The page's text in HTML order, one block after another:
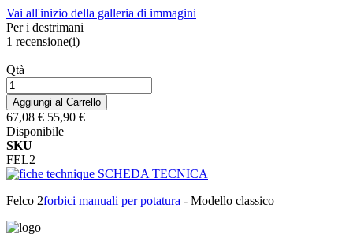
Vai all'inizio della galleria di immagini
Per i destrimani
1 recensione(i)
Qtà
Aggiungi al Carrello
67,08 € 55,90 €
Disponibile
SKU
FEL2
SCHEDA TECNICA
Felco 2forbici manuali per potatura - Modello classico